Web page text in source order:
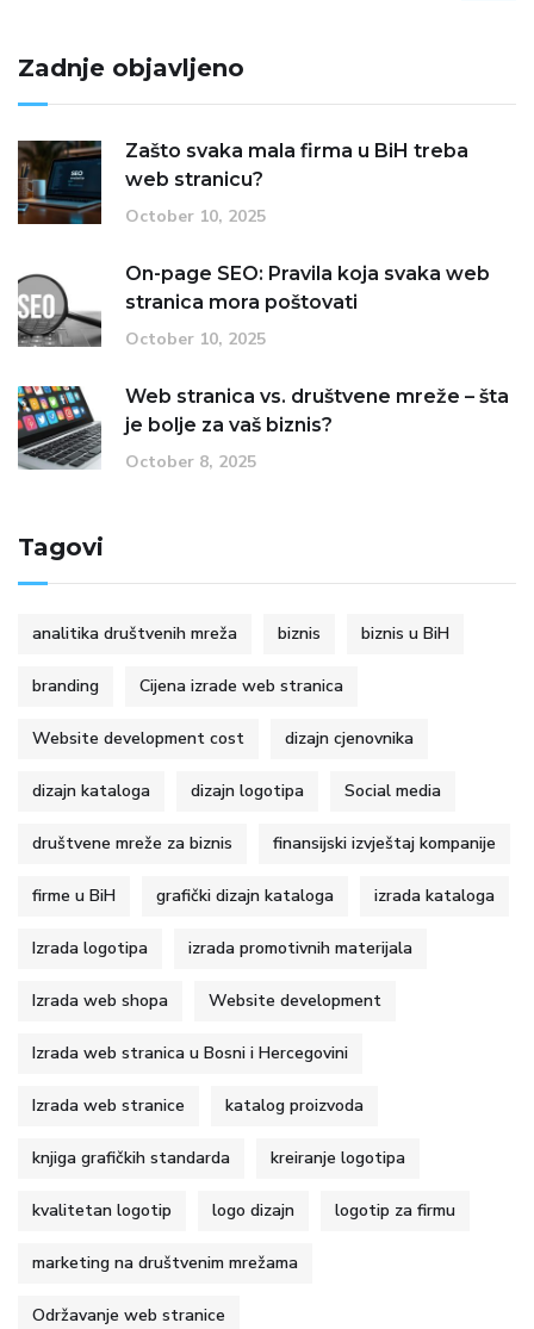
Zadnje objavljeno
Zašto svaka mala firma u BiH treba
web stranicu?
October 10, 2025
On-page SEO: Pravila koja svaka web
stranica mora poštovati
October 10, 2025
Web stranica vs. društvene mreže – šta
je bolje za vaš biznis?
October 8, 2025
Tagovi
analitika društvenih mreža biznis biznis u BiH
branding Cijena izrade web stranica
Website development cost dizajn cjenovnika
dizajn kataloga dizajn logotipa Social media
društvene mreže za biznis finansijski izvještaj kompanije
firme u BiH grafički dizajn kataloga izrada kataloga
Izrada logotipa izrada promotivnih materijala
Izrada web shopa Website development
Izrada web stranica u Bosni i Hercegovini
Izrada web stranice katalog proizvoda
knjiga grafičkih standarda kreiranje logotipa
kvalitetan logotip logo dizajn logotip za firmu
marketing na društvenim mrežama
Održavanje web stranice